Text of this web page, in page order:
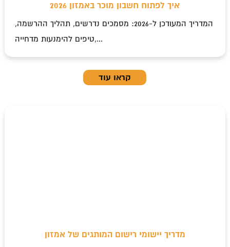
איך לפתוח חשבון מוכר באמזון 2026
המדריך המעודכן ל-2026: מסמכים נדרשים, תהליך ההרשמה,
טיפים להימנעות מדחייה,...
קראו עוד
מדריך יישומי רישום המותגים של אמזון